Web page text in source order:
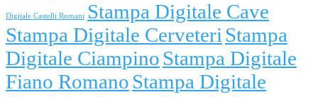
Digitale Castelli Romani
Stampa Digitale Cave
Stampa Digitale Cerveteri Stampa
Digitale Ciampino Stampa Digitale
Fiano Romano Stampa Digitale